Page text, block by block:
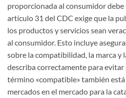
proporcionada al consumidor debe
artículo 31 del CDC exige que la
los productos y servicios sean
al consumidor. Esto incluye
sobre la compatibilidad, la marca y
describa correctamente para
término «compatible» también
mercados en el mercado para la